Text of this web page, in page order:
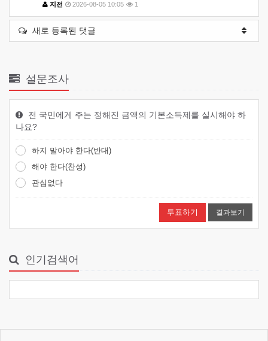
지전 2026-08-05 10:05 1
새로 등록된 댓글
설문조사
전 국민에게 주는 정해진 금액의 기본소득제를 실시해야 하
나요?
하지 말아야 한다(반대)
해야 한다(찬성)
관심없다
결과보기
인기검색어